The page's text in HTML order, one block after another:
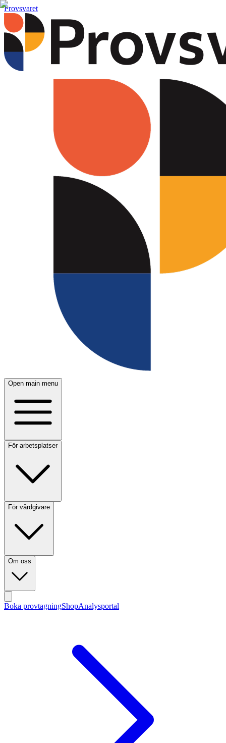
Provsvaret
Open main menu
För arbetsplatser
För vårdgivare
Om oss
Boka provtagningShopAnalysportal